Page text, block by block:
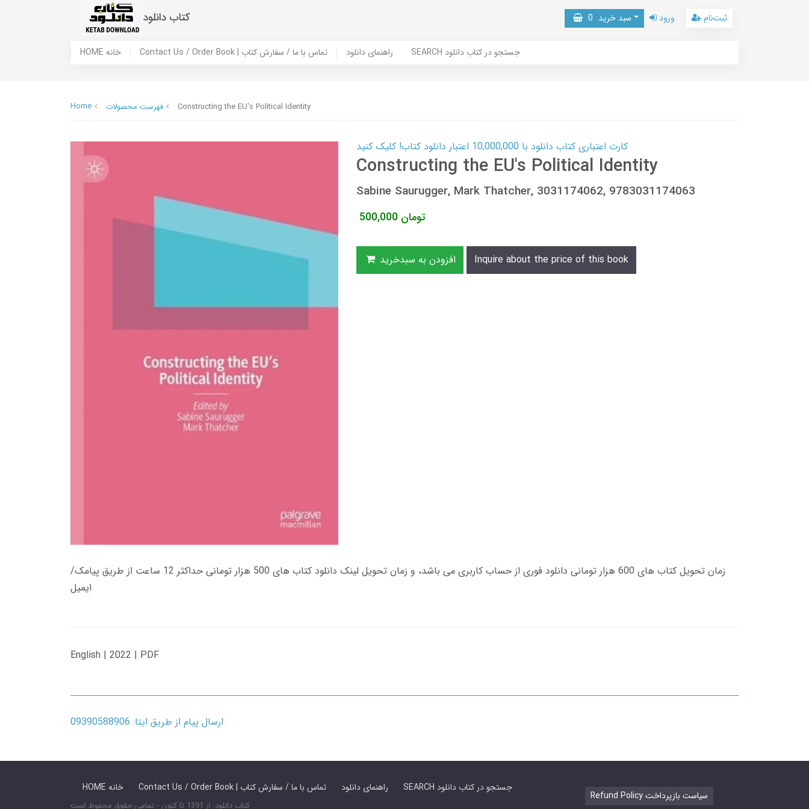
کتاب دانلود سبد خرید 0 ورود ثبت‌نام
HOME خانه Contact Us / Order Book | تماس با ما / سفارش کتاب راهنمای دانلود SEARCH جستجو در کتاب دانلود
Home فهرست محصولات Constructing the EU's Political Identity
کارت اعتباری کتاب دانلود با 10,000,000 اعتبار دانلود کتاب! کلیک کنید
Constructing the EU's Political Identity
Sabine Saurugger, Mark Thatcher, 3031174062, 9783031174063
500,000 تومان
افزودن به سبدخرید Inquire about the price of this book
زمان تحویل کتاب های 600 هزار تومانی دانلود فوری از حساب کاربری می باشد، و زمان تحویل لینک دانلود کتاب های 500 هزار تومانی حداکثر 12 ساعت از طریق پیامک/
ایمیل
English | 2022 | PDF
ارسال پیام از طریق ایتا: 09390588906
HOME خانه Contact Us / Order Book | تماس با ما / سفارش کتاب راهنمای دانلود SEARCH جستجو در کتاب دانلود
کتاب دانلود: از 1391 تا کنون - تمامی حقوق محفوظ است
Refund Policy سیاست بازپرداخت